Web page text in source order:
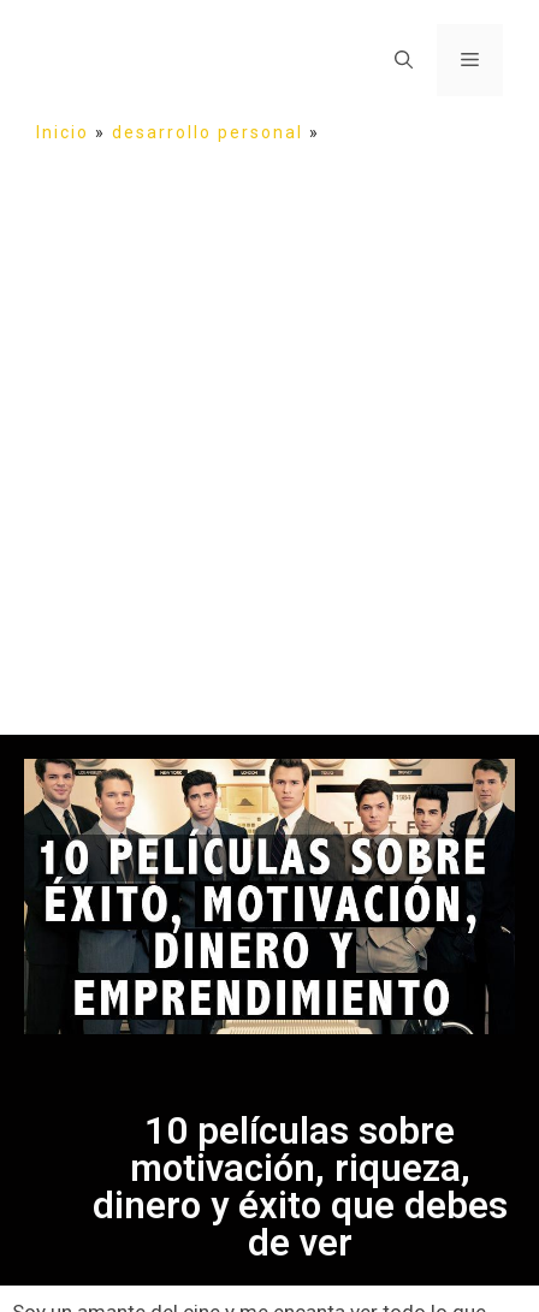
Inicio » desarrollo personal »
10 películas sobre
motivación, riqueza,
dinero y éxito que debes
de ver